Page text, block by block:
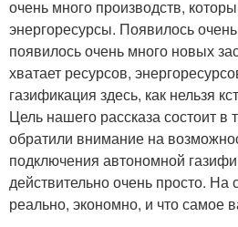
очень много производств,
энергоресурсы. Появилось
появилось очень много новых
хватает ресурсов,
газификация здесь, как нельзя
Цель нашего рассказа состоит в
обратили внимание на
подключения автономной
действительно очень просто. На
реально, экономно, и что самое